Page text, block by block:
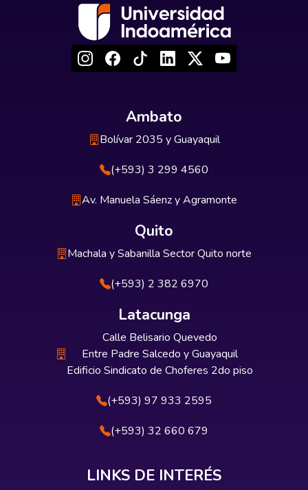
Ambato
Bolívar 2035 y Guayaquil
(+593) 3 299 4560
Av. Manuela Sáenz y Agramonte
Quito
Machala y Sabanilla Sector Quito norte
(+593) 2 382 6970
Latacunga
Calle Belisario Quevedo
Entre Padre Salcedo y Guayaquil
Edificio Sindicato de Choferes 2do piso
(+593) 97 933 2595
(+593) 32 660 679
LINKS DE INTERÉS